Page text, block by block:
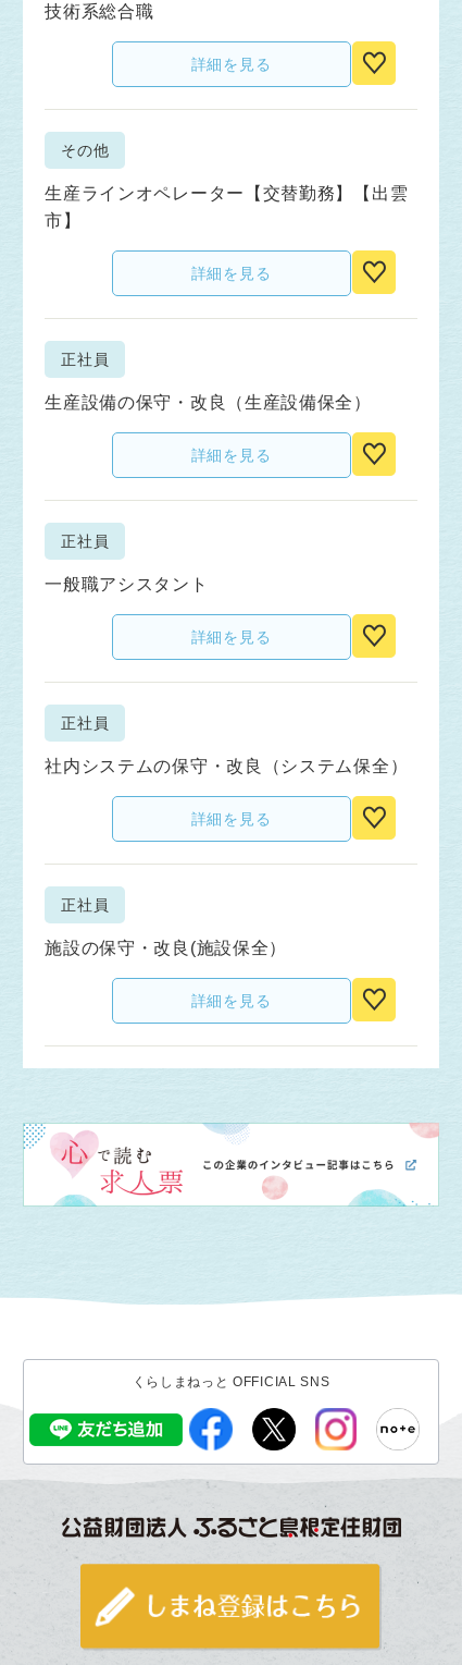
技術系総合職
詳細を見る
その他
生産ラインオペレーター【交替勤務】【出雲
市】
詳細を見る
正社員
生産設備の保守・改良（生産設備保全）
詳細を見る
正社員
一般職アシスタント
詳細を見る
正社員
社内システムの保守・改良（システム保全）
詳細を見る
正社員
施設の保守・改良(施設保全）
詳細を見る
くらしまねっと OFFICIAL SNS